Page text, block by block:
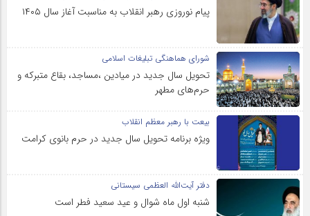
پیام نوروزی رهبر انقلاب به مناسبت آغاز سال ۱۴۰۵
شورای هماهنگی تبلیغات اسلامی
تحویل سال‌ جدید در میادین ،مساجد، بقاع متبرکه‌ و
حرم‌های‌ مطهر
بیعت با رهبر معظم انقلاب
ویژه برنامه تحویل سال جدید در حرم بانوی کرامت
دفتر آیت‌الله العظمی سیستانی
شنبه اول ماه شوال و عید سعید فطر است